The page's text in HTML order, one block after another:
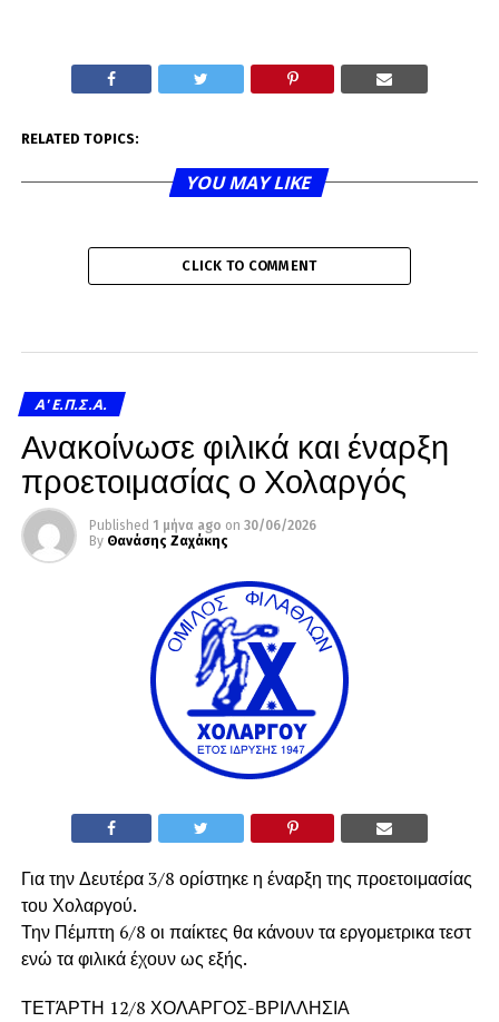
RELATED TOPICS:
YOU MAY LIKE
CLICK TO COMMENT
A' Ε.Π.Σ.Α.
Ανακοίνωσε φιλικά και έναρξη
προετοιμασίας ο Χολαργός
Published 1 μήνα ago on 30/06/2026
By Θανάσης Ζαχάκης
Για την Δευτέρα 3/8 ορίστηκε η έναρξη της προετοιμασίας
του Χολαργού.
Την Πέμπτη 6/8 οι παίκτες θα κάνουν τα εργομετρικα τεστ
ενώ τα φιλικά έχουν ως εξής.
ΤΕΤΆΡΤΗ 12/8 ΧΟΛΑΡΓΟΣ-ΒΡΙΛΛΗΣΙΑ